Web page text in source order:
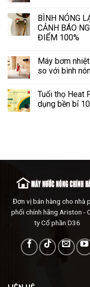
BÌNH NÓNG
CẢNH BÁO
ĐIỂM 100%
Máy bơm
so với bình
Tuổi thọ Heat
dụng bền bỉ
Đơn vị bán hàng cho nhà
phối chính hãng Ariston -
ty Cổ phần D36